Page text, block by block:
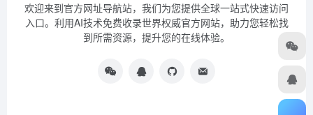
欢迎来到官方网址导航站，我们为您提供全球一站式快速访问
入口。利用AI技术免费收录世界权威官方网站，助力您轻松找
到所需资源，提升您的在线体验。